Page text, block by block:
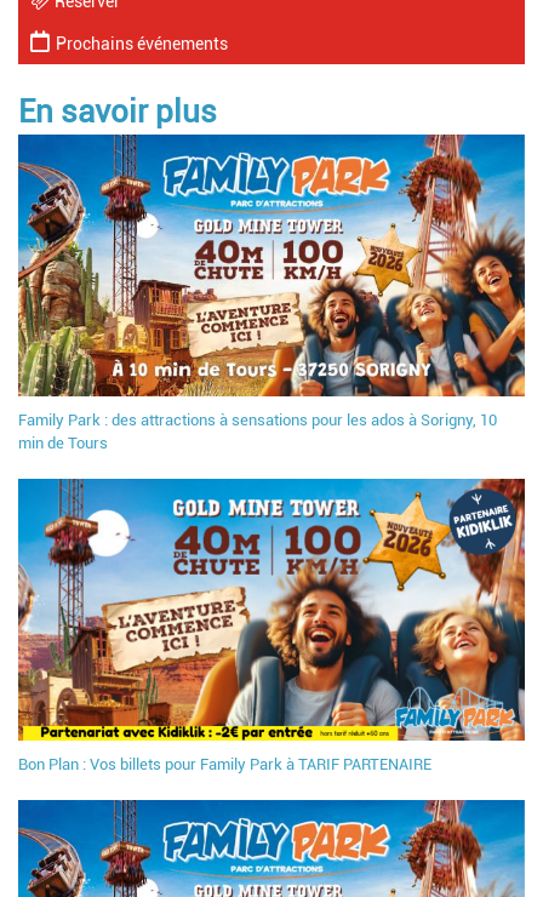
Prochains événements
En savoir plus
Family Park : des attractions à sensations pour les ados à Sorigny, 10
min de Tours
Bon Plan : Vos billets pour Family Park à TARIF PARTENAIRE